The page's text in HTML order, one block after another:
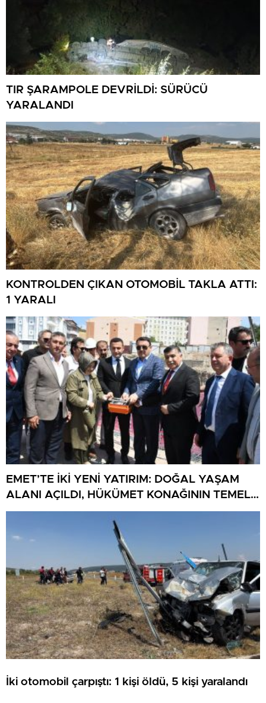
TIR ŞARAMPOLE DEVRİLDİ: SÜRÜCÜ
YARALANDI
KONTROLDEN ÇIKAN OTOMOBİL TAKLA ATTI:
1 YARALI
EMET’TE İKİ YENİ YATIRIM: DOĞAL YAŞAM
ALANI AÇILDI, HÜKÜMET KONAĞININ TEMELİ
ATILDI
İki otomobil çarpıştı: 1 kişi öldü, 5 kişi yaralandı